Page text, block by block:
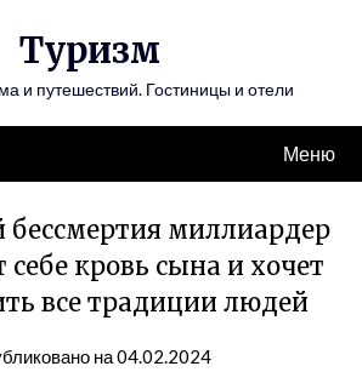
Туризм
и путешествий. Гостиницы и отели
Меню
миллиардер
себе кровь сына и хочет
все традиции людей
на 04.02.2024